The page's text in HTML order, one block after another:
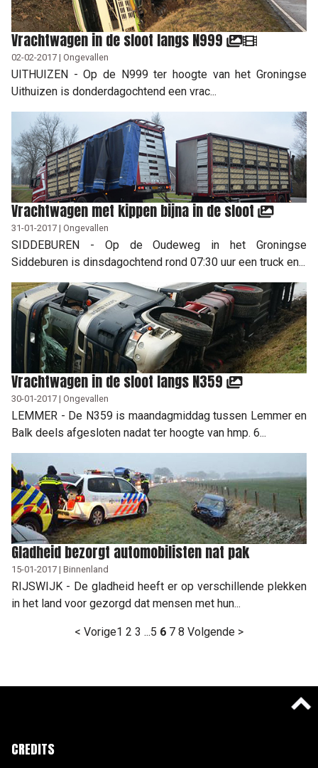
Vrachtwagen in de sloot langs N999
02-02-2017 | Ongevallen
UITHUIZEN - Op de N999 ter hoogte van het Groningse
Uithuizen is donderdagochtend een vrac...
Vrachtwagen met kippen bijna in de sloot
31-01-2017 | Ongevallen
SIDDEBUREN - Op de Oudeweg in het Groningse
Siddeburen is dinsdagochtend rond 07:30 uur een truck en...
Vrachtwagen in de sloot langs N359
30-01-2017 | Ongevallen
LEMMER - De N359 is maandagmiddag tussen Lemmer en
Balk deels afgesloten nadat ter hoogte van hmp. 6...
Gladheid bezorgt automobilisten nat pak
15-01-2017 | Binnenland
RIJSWIJK - De gladheid heeft er op verschillende plekken
in het land voor gezorgd dat mensen met hun...
< Vorige1 2 3 ...5 6 7 8 Volgende >
CREDITS